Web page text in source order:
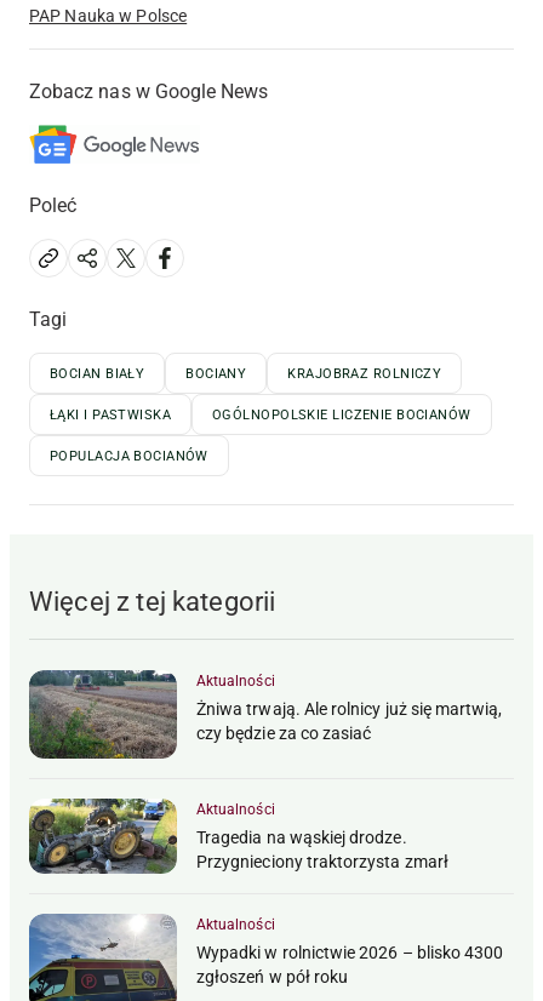
PAP Nauka w Polsce
Zobacz nas w Google News
Poleć
Tagi
BOCIAN BIAŁY BOCIANY KRAJOBRAZ ROLNICZY
ŁĄKI I PASTWISKA OGÓLNOPOLSKIE LICZENIE BOCIANÓW
POPULACJA BOCIANÓW
Więcej z tej kategorii
Aktualności
Żniwa trwają. Ale rolnicy już się martwią,
czy będzie za co zasiać
Aktualności
Tragedia na wąskiej drodze.
Przygnieciony traktorzysta zmarł
Aktualności
Wypadki w rolnictwie 2026 – blisko 4300
zgłoszeń w pół roku